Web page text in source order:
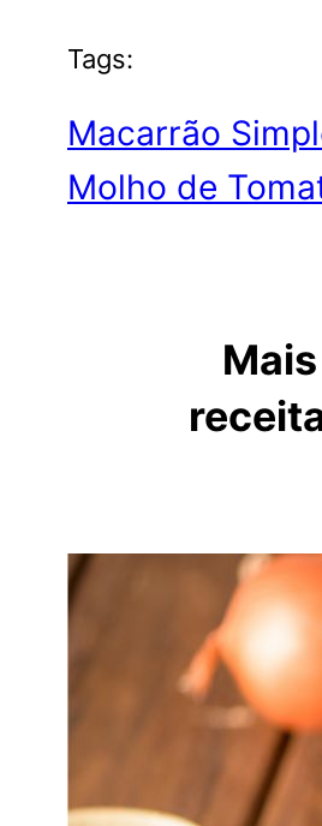
Tags:
Macarrão
Molho de
Mais